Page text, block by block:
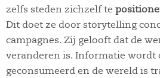
zelfs steden zichzelf te
Dit doet ze door storytelling
campagnes. Zij gelooft dat de
veranderen is. Informatie wordt
geconsumeerd en de wereld is